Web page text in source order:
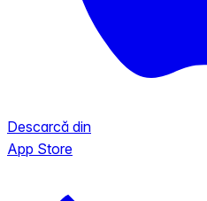
Descarcă din
App Store